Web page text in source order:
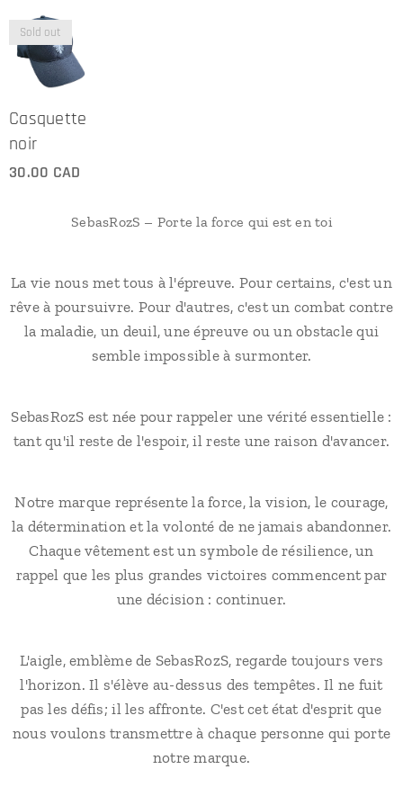
Casquette
noir
Sold out
30.00 CAD
SebasRozS – Porte la force qui est en toi
La vie nous met tous à l'épreuve. Pour certains, c'est un
rêve à poursuivre. Pour d'autres, c'est un combat contre
la maladie, un deuil, une épreuve ou un obstacle qui
semble impossible à surmonter.
SebasRozS est née pour rappeler une vérité essentielle :
tant qu'il reste de l'espoir, il reste une raison d'avancer.
Notre marque représente la force, la vision, le courage,
la détermination et la volonté de ne jamais abandonner.
Chaque vêtement est un symbole de résilience, un
rappel que les plus grandes victoires commencent par
une décision : continuer.
L'aigle, emblème de SebasRozS, regarde toujours vers
l'horizon. Il s'élève au-dessus des tempêtes. Il ne fuit
pas les défis; il les affronte. C'est cet état d'esprit que
nous voulons transmettre à chaque personne qui porte
notre marque.